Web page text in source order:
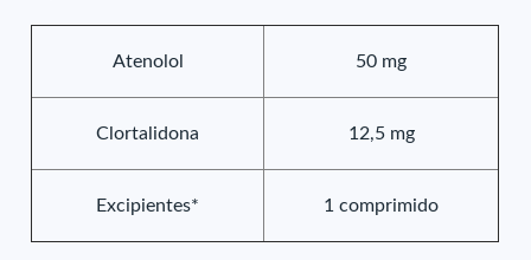
Atenolol 50 mg
Clortalidona 12,5 mg
Excipientes* 1 comprimido